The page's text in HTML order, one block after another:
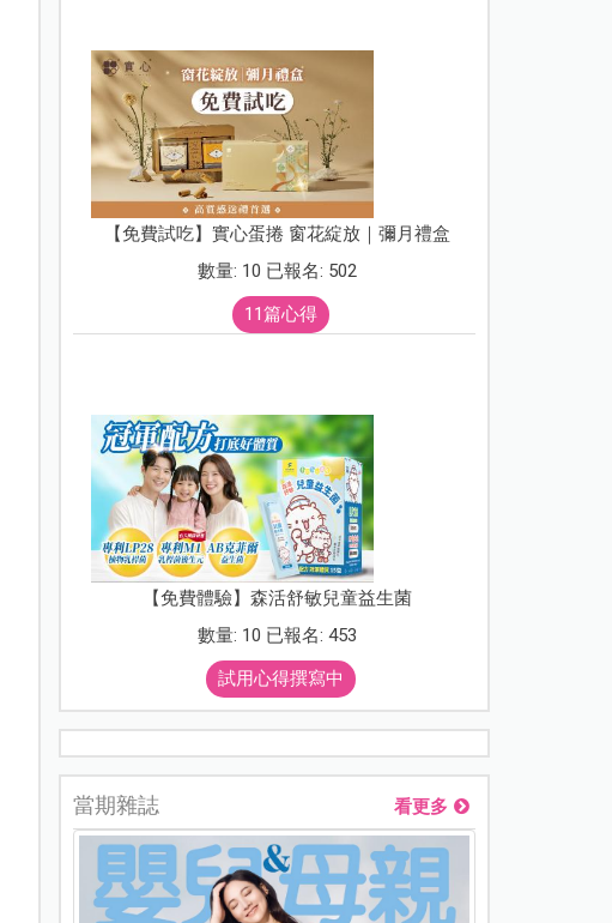
【免費試吃】實心蛋捲 窗花綻放｜彌月禮盒
數量: 10 已報名: 502
11篇心得
【免費體驗】森活舒敏兒童益生菌
數量: 10 已報名: 453
試用心得撰寫中
當期雜誌 看更多